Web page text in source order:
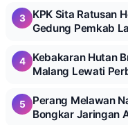
3
KPK Sita Ratusan
Gedung Pemkab
4
Kebakaran Hutan
Malang Lewati
5
Perang Melawan
Bongkar Jaringan